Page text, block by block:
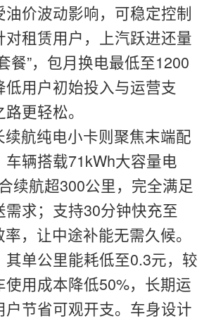
油价波动影响，可稳定控制
对租赁用户，上汽跃进还量
餐”，包月换电最低至1200
低用户初始投入与运营支
更轻松。
续航纯电小卡则聚焦末端配
车辆搭载71kWh大容量电
续航超300公里，完全满足
需求；支持30分钟快充至
，让中途补能无需久候。
单公里能耗低至0.3元，较
使用成本降低50%，长期运
户节省可观开支。车身设计